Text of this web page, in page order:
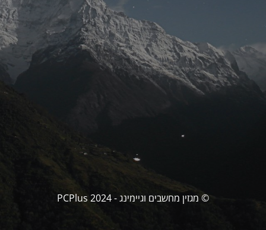
© מגזין מחשבים וגיימינג - PCPlus 2024